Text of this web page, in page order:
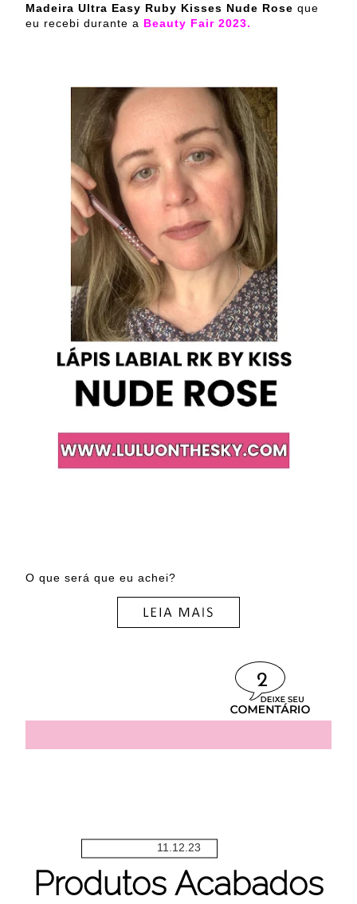
Madeira Ultra Easy Ruby Kisses Nude Rose que
eu recebi durante a Beauty Fair 2023.
O que será que eu achei?
2
11.12.23
Produtos Acabados